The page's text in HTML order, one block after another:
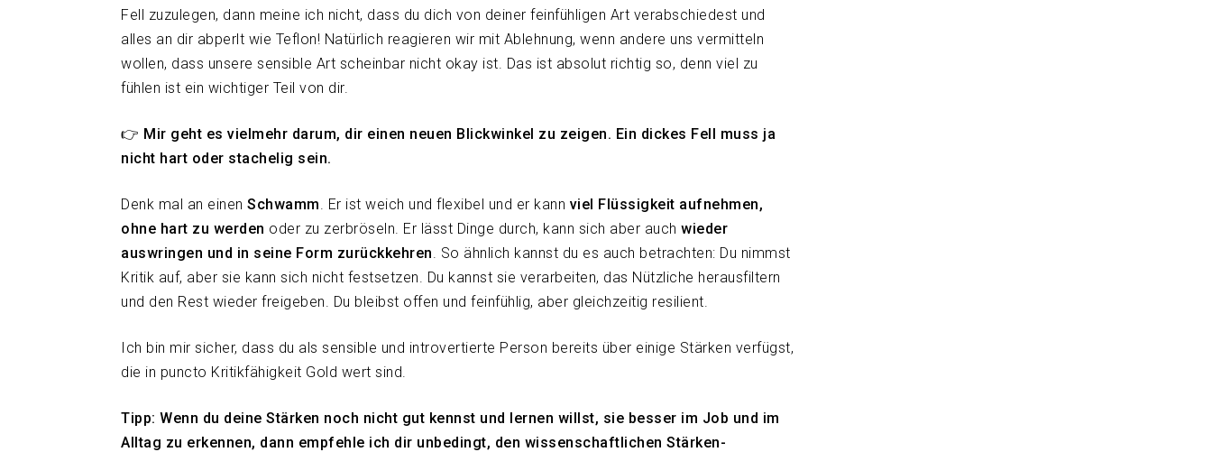
Fell zuzulegen, dann meine ich nicht, dass du dich von deiner feinfühligen Art verabschiedest und
alles an dir abperlt wie Teflon! Natürlich reagieren wir mit Ablehnung, wenn andere uns vermitteln
wollen, dass unsere sensible Art scheinbar nicht okay ist. Das ist absolut richtig so, denn viel zu
fühlen ist ein wichtiger Teil von dir.
👉 Mir geht es vielmehr darum, dir einen neuen Blickwinkel zu zeigen. Ein dickes Fell muss ja
nicht hart oder stachelig sein.
Denk mal an einenSchwamm . Er ist weich und flexibel und er kann viel Flüssigkeit aufnehmen,
ohne hart zu werden oder zu zerbröseln. Er lässt Dinge durch, kann sich aber auchwieder
auswringen und in seine Form zurückkehren
. So ähnlich kannst du es auch betrachten: Du nimmst
Kritik auf, aber sie kann sich nicht festsetzen. Du kannst sie verarbeiten, das Nützliche herausfiltern
und den Rest wieder freigeben. Du bleibst offen und feinfühlig, aber gleichzeitig resilient.
Ich bin mir sicher, dass du als sensible und introvertierte Person bereits über einige Stärken verfügst,
die in puncto Kritikfähigkeit Gold wert sind.
Tipp: Wenn du deine Stärken noch nicht gut kennst und lernen willst, sie besser im Job und im
Alltag zu erkennen, dann empfehle ich dir unbedingt, den wissenschaftlichen Stärken-